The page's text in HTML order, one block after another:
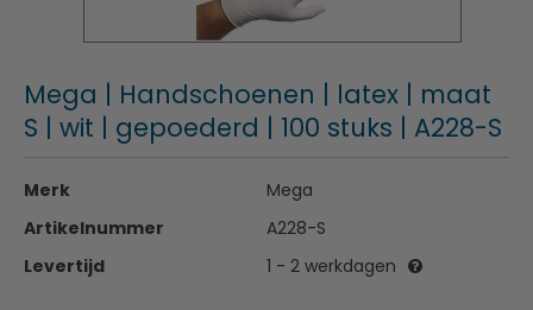
Mega | Handschoenen | latex | maat
S | wit | gepoederd | 100 stuks | A228-S
Merk
Mega
Artikelnummer
A228-S
Levertijd
1 - 2 werkdagen